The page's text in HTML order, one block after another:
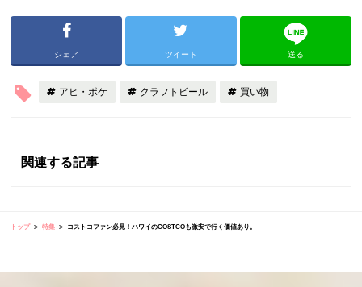
シェア ツイート 送る
アヒ・ポケ クラフトビール 買い物
関連する記事
トップ 特集 コストコファン必見！ハワイのCOSTCOも激安で行く価値あり。